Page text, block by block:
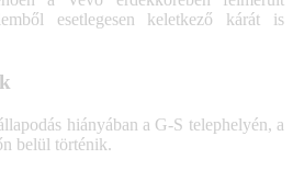
esetlegesen keletkező kárát is
hiányában a G-S telephelyén, a
belül történik.